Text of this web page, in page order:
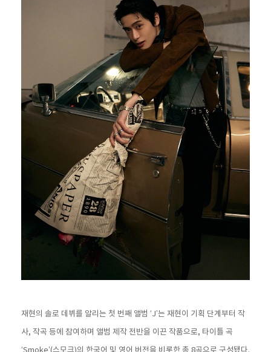
재현의 솔로 데뷔를 알리는 첫 번째 앨범 ‘J’는 재현이 기획 단계부터 작
사, 작곡 등에 참여하며 앨범 제작 전반을 이끈 작품으로, 타이틀 곡